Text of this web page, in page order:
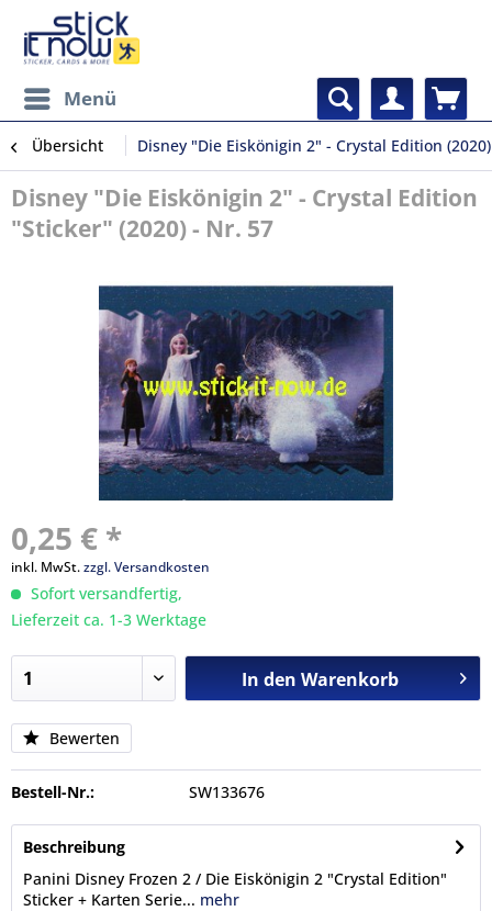
Menü
Übersicht Disney "Die Eiskönigin 2" - Crystal Edition (2020)
Disney "Die Eiskönigin 2" - Crystal Edition
"Sticker" (2020) - Nr. 57
0,25 € *
inkl. MwSt.zzgl. Versandkosten
Sofort versandfertig,
Lieferzeit ca. 1-3 Werktage
In den Warenkorb
Bewerten
Bestell-Nr.: SW133676
Beschreibung
Panini Disney Frozen 2 / Die Eiskönigin 2 "Crystal Edition"
Sticker + Karten Serie... mehr